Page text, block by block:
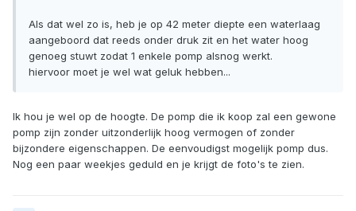
Als dat wel zo is, heb je op 42 meter diepte een waterlaag
aangeboord dat reeds onder druk zit en het water hoog
genoeg stuwt zodat 1 enkele pomp alsnog werkt.
hiervoor moet je wel wat geluk hebben...
Ik hou je wel op de hoogte. De pomp die ik koop zal een gewone
pomp zijn zonder uitzonderlijk hoog vermogen of zonder
bijzondere eigenschappen. De eenvoudigst mogelijk pomp dus.
Nog een paar weekjes geduld en je krijgt de foto's te zien.